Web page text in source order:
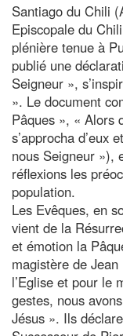
Santiago du Chili
Episcopale du
plénière tenue à
publié une
Seigneur »,
». Le document
Pâques », « Alors
s’approcha d’eux
nous Seigneur »),
réflexions les
population.
Les Evêques, en
vient de la
et émotion la
magistère de
l’Eglise et pour le
gestes, nous
Jésus ». Ils